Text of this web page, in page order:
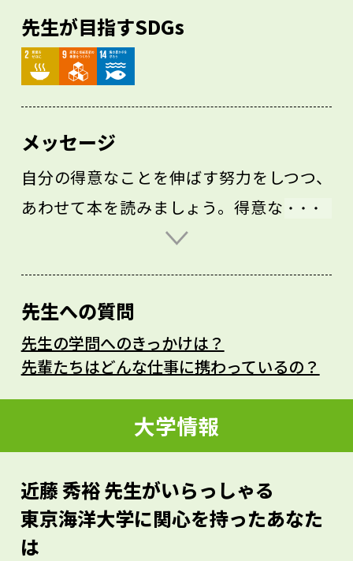
先生が目指すSDGs
メッセージ
自分の得意なことを伸ばす努力をしつつ、
あわせて本を読みましょう。得意なことを
きちんと生かすには、幅広い視野も必要だ
読書が一番です。
インターネットで少し調べただけでは表層
的・断片的な知識しか身につきませんが、
著者の考えにじっくり触れることができま
す。一見、興味のなさそうな分野からでも
必ず得られるものがありますから、さまざ
まな著者の考えに触れ、自分の財産として
積み重ねていってください。
先生への質問
先生の学問へのきっかけは？
先輩たちはどんな仕事に携わっているの？
大学情報
近藤 秀裕 先生がいらっしゃる
東京海洋大学に関心を持ったあなた
は